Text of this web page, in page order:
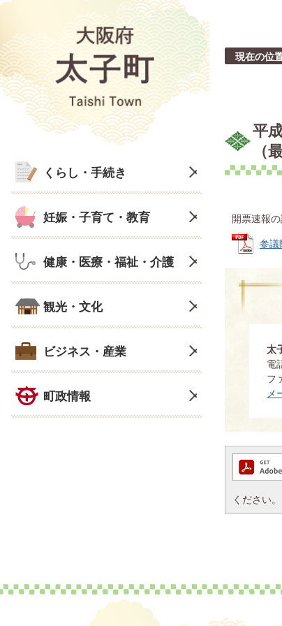
くらし・手続き
妊娠・子育て・教育
健康・医療・福祉・介護
観光・文化
ビジネス・産業
町政情報
現在の位
平
（
開票速報
参議
太
電
フ
メ
ください。